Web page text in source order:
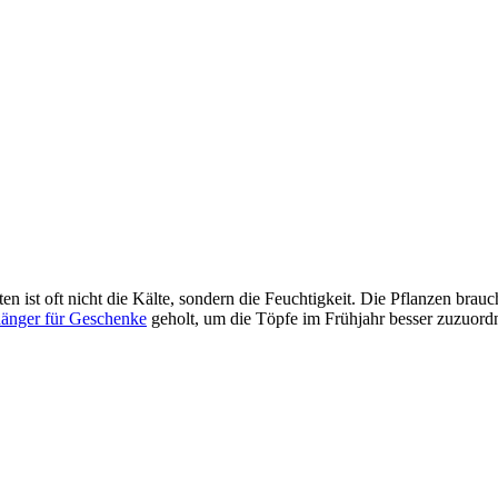
ist oft nicht die Kälte, sondern die Feuchtigkeit. Die Pflanzen
für Geschenke geholt, um die Töpfe im Frühjahr besser